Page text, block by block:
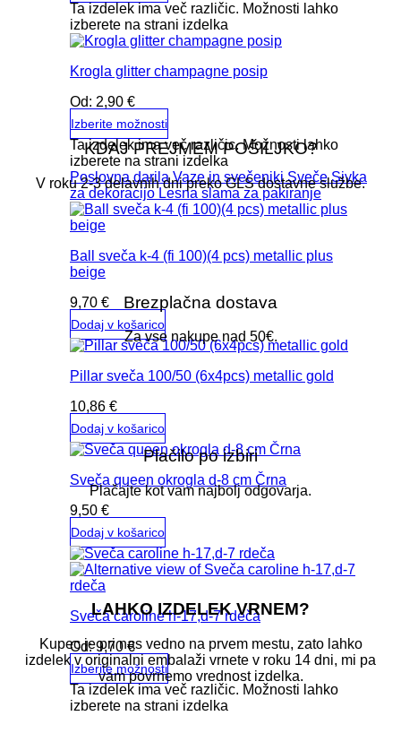
Ta izdelek ima več različic. Možnosti lahko
izberete na strani izdelka
Krogla glitter champagne posip
Od: 2,90 €
Izberite možnosti
Ta izdelek ima več različic. Možnosti lahko
izberete na strani izdelka
Poslovna darila Vaze in svečeniki Sveče Sivka
za dekoracijo Lesna slama za pakiranje
Ball sveča k-4 (fi 100)(4 pcs) metallic plus
beige
9,70 €
Dodaj v košarico
Pillar sveča 100/50 (6x4pcs) metallic gold
10,86 €
Dodaj v košarico
Sveča queen okrogla d-8 cm Črna
9,50 €
Dodaj v košarico
Sveča caroline h-17,d-7 rdeča
Od:9,70€
Izberite možnosti
Ta izdelek ima več različic. Možnosti lahko
izberete na strani izdelka
KDAJ PREJMEM POŠILJKO?
V roku 2-3 delavnih dni preko GLS dostavne službe.
Brezplačna dostava
Za vse nakupe nad 50€.
Plačilo po izbiri
Plačajte kot vam najbolj odgovarja.
LAHKO IZDELEK VRNEM?
Kupec je pri nas vedno na prvem mestu, zato lahko
izdelek v originalni embalaži vrnete v roku 14 dni, mi pa
vam povrnemo vrednost izdelka.